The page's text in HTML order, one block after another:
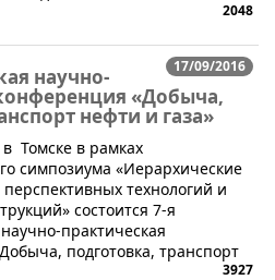
2048
17/09/2016
научно-
«Добыча,
нефти и газа»
Томске в рамках
симпозиума «Иерархические
технологий и
состоится 7-я
практическая
подготовка, транспорт
3927